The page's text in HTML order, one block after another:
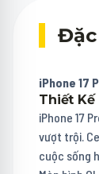
iPhone 17
Thiết Kế
iPhone 17
vượt trội.
cuộc sống